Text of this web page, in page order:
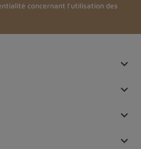
concernant l'utilisation des



